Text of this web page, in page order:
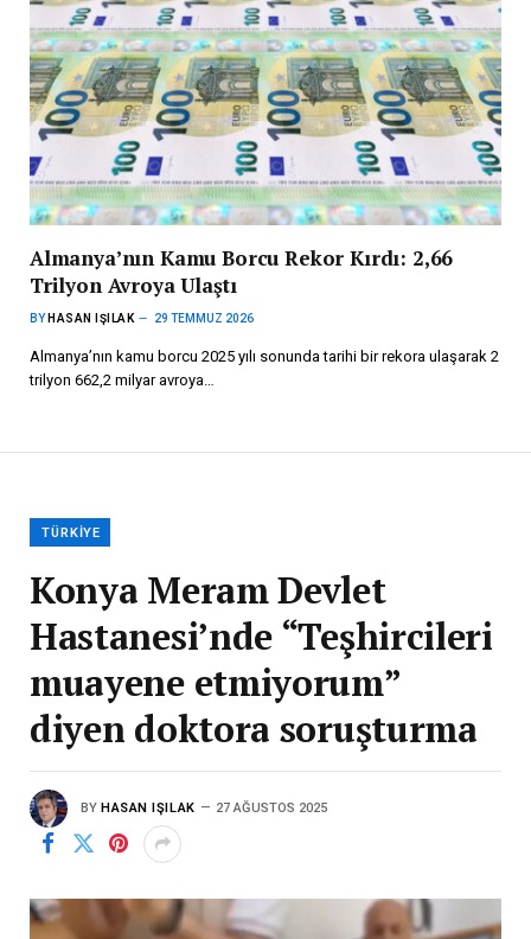
Almanya’nın Kamu Borcu Rekor Kırdı: 2,66
Trilyon Avroya Ulaştı
BY HASAN IŞILAK 29 TEMMUZ 2026
Almanya’nın kamu borcu 2025 yılı sonunda tarihi bir rekora ulaşarak 2
trilyon 662,2 milyar avroya…
TÜRKIYE
Konya Meram Devlet
Hastanesi’nde “Teşhircileri
muayene etmiyorum”
diyen doktora soruşturma
BY HASAN IŞILAK 27 AĞUSTOS 2025